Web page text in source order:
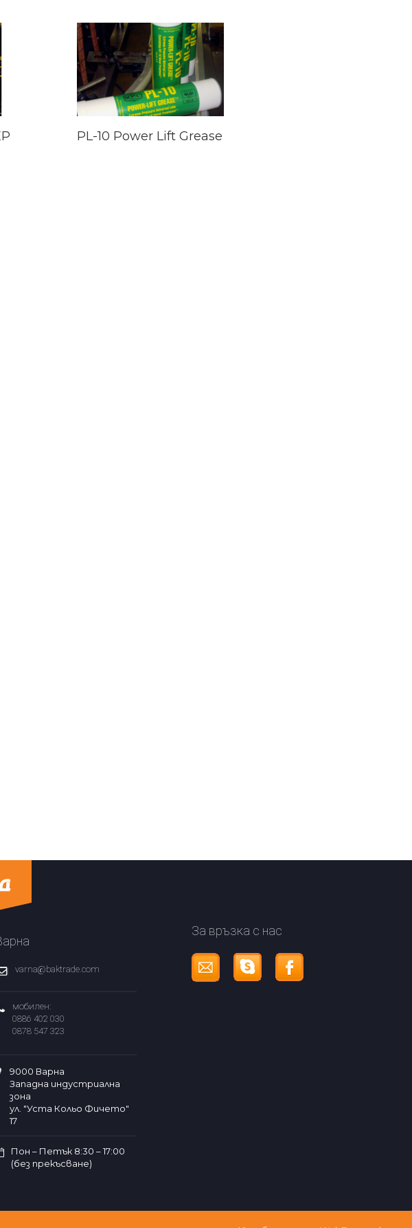
РL-10 Power Lift Grease
varna@baktrade.com
мобилен:
0886 402 030
0878 547 323
9000 Варна
Западна индустриална
зона
ул. "Уста Кольо Фичето"
17
Пон – Петък 8:30 – 17:00
(без прекъсване)
За връзка с нас